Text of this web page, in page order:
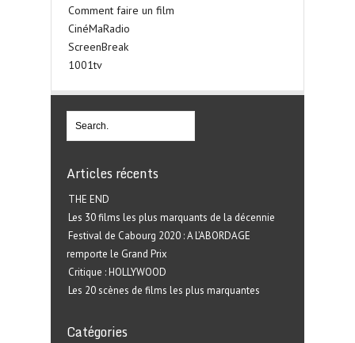
Comment faire un film
CinéMaRadio
ScreenBreak
1001tv
Articles récents
THE END
Les 30 films les plus marquants de la décennie
Festival de Cabourg 2020 : A L’ABORDAGE
remporte le Grand Prix
Critique : HOLLYWOOD
Les 20 scènes de films les plus marquantes
Catégories